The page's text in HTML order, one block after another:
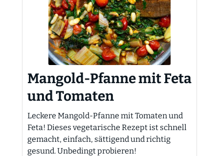
Mangold-Pfanne mit Feta
und Tomaten
Leckere Mangold-Pfanne mit Tomaten und
Feta! Dieses vegetarische Rezept ist schnell
gemacht, einfach, sättigend und richtig
gesund. Unbedingt probieren!